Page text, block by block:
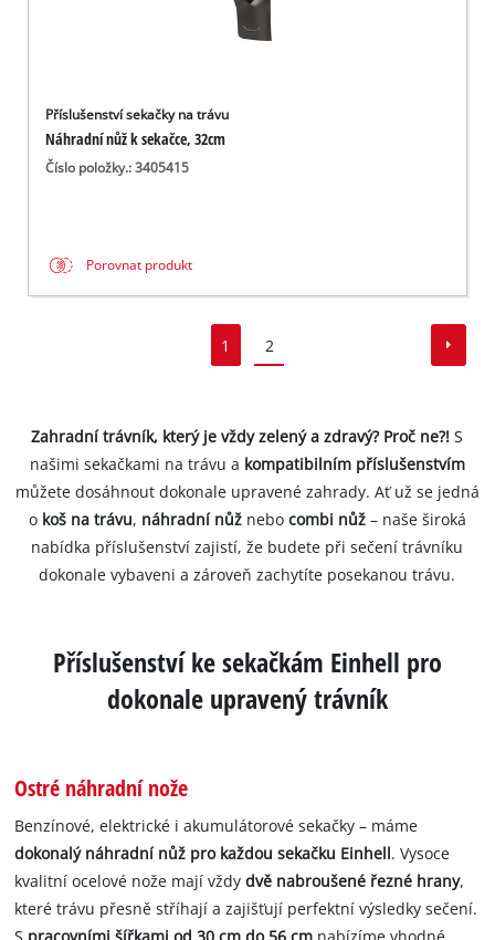
Příslušenství sekačky na trávu
Náhradní nůž k sekačce, 32cm
Číslo položky.: 3405415
Porovnat produkt
1 2
Zahradní trávník, který je vždy zelený a zdravý? Proč ne?! S
našimi sekačkami na trávu a kompatibilním příslušenstvím
můžete dosáhnout dokonale upravené zahrady. Ať už se jedná
o koš na trávu, náhradní nůžnebo combi nůž– naše široká
nabídka příslušenství zajistí, že budete při sečení trávníku
dokonale vybaveni a zároveň zachytíte posekanou trávu.
Příslušenství ke sekačkám Einhell pro
dokonale upravený trávník
Ostré náhradní nože
Benzínové, elektrické i akumulátorové sekačky – máme
dokonalý náhradní nůž pro každou sekačku Einhell. Vysoce
kvalitní ocelové nože mají vždydvě nabroušené řezné hrany,
které trávu přesně stříhají a zajišťují perfektní výsledky sečení.